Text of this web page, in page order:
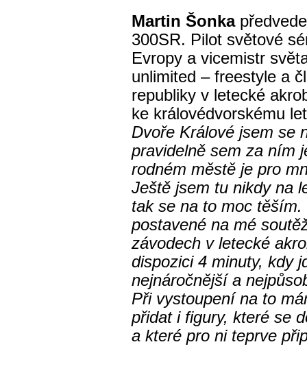
Martin Šonka
300SR. Pilot světové
Evropy a vicemistr
unlimited – freestyle a
republiky v letecké
ke královédvorskému
Dvoře Králové jsem se
pravidelně sem za ním
rodném městě je pro
Ještě jsem tu nikdy na
tak se na to moc
postavené na mé
závodech v letecké
dispozici 4 minuty, kdy
nejnáročnější a
Při vystoupení na to
přidat i figury, které se
a které pro ni teprve